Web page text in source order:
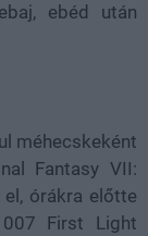
ebéd után
méhecskeként
Fantasy VII:
órákra előtte
First Light